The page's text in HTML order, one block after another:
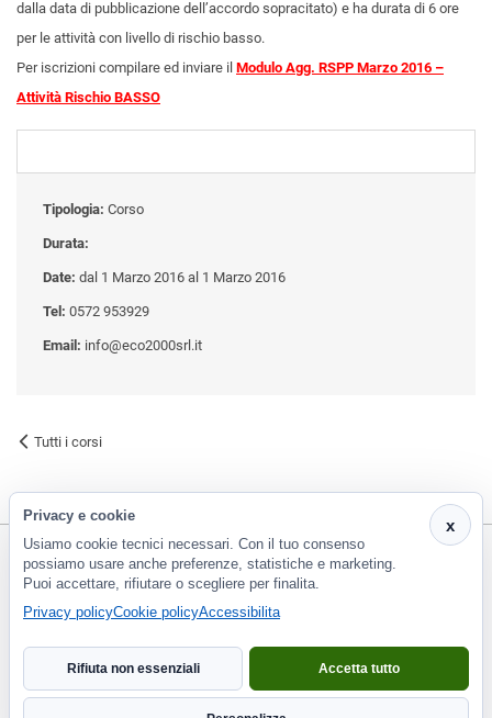
dalla data di pubblicazione dell’accordo sopracitato) e ha durata di 6 ore
per le attività con livello di rischio basso.
Per iscrizioni compilare ed inviare il Modulo Agg. RSPP Marzo 2016 –
Attività Rischio BASSO
Tipologia: Corso
Durata:
Date: dal 1 Marzo 2016 al 1 Marzo 2016
Tel: 0572 953929
Email: info@eco2000srl.it
Tutti i corsi
CF e P.Iva 01266420478 - REA: PT-188663 | Via Risorgimento, 548 - Monsummano Terme (PT) | 0572
953929
Informativa privacy
x
Privacy e cookie
Usiamo cookie tecnici necessari. Con il tuo consenso
possiamo usare anche preferenze, statistiche e marketing.
Puoi accettare, rifiutare o scegliere per finalita.
Privacy policyCookie policyAccessibilita
Rifiuta non essenziali Accetta tutto